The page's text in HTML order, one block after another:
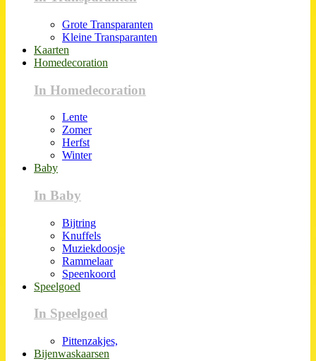
Grote Transparanten
Kleine Transparanten
Kaarten
Homedecoration
In Homedecoration
Lente
Zomer
Herfst
Winter
Baby
In Baby
Bijtring
Knuffels
Muziekdoosje
Rammelaar
Speenkoord
Speelgoed
In Speelgoed
Pittenzakjes,
Bijenwaskaarsen